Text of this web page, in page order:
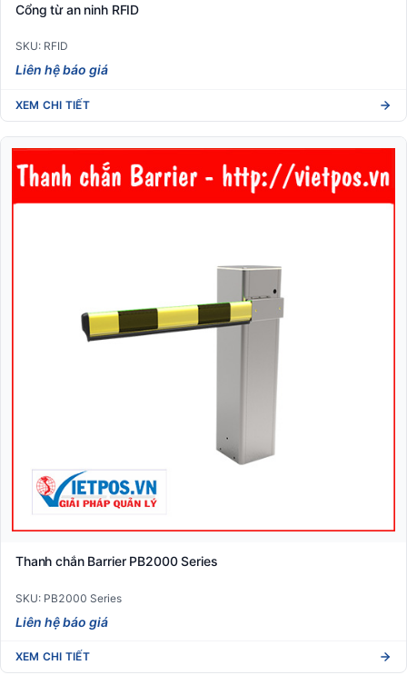
Cổng từ an ninh RFID
SKU: RFID
Liên hệ báo giá
XEM CHI TIẾT
Thanh chắn Barrier PB2000 Series
SKU: PB2000 Series
Liên hệ báo giá
XEM CHI TIẾT